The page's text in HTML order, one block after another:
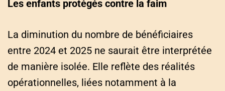
Les enfants protégés contre la faim
La diminution du nombre de bénéficiaires
entre 2024 et 2025 ne saurait être interprétée
de manière isolée. Elle reflète des réalités
opérationnelles, liées notamment à la